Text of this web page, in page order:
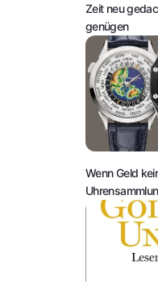
Zeit neu
genügen
Wenn Geld